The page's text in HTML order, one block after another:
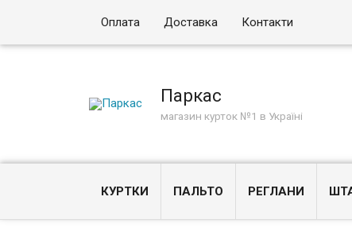
Оплата Доставка Контакти
Паркас
магазин курток №1 в Україні
КУРТКИ ПАЛЬТО РЕГЛАНИ